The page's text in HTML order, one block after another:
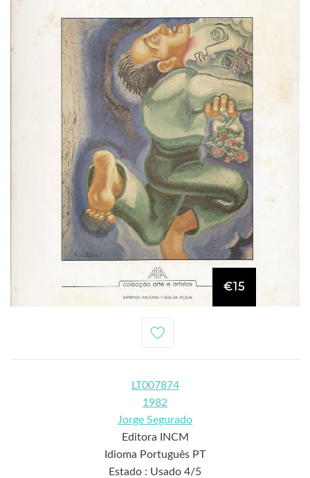
€15
LT007874
1982
Jorge Segurado
Editora INCM
Idioma Português PT
Estado : Usado 4/5